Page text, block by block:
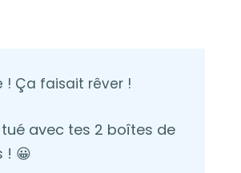
! Ça faisait rêver !
tué avec tes 2 boîtes de
! 😀